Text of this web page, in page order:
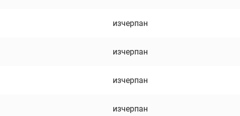
изчерпан
изчерпан
изчерпан
изчерпан